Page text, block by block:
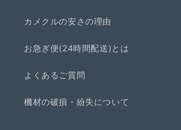
カメクルの安さの理由
お急ぎ便(24時間配送)とは
よくあるご質問
機材の破損・紛失について